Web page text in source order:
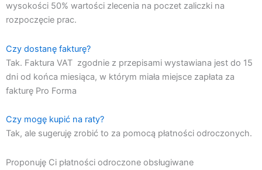
wysokości 50% wartości zlecenia na poczet zaliczki na
rozpoczęcie prac.
Czy dostanę fakturę?
Tak. Faktura VAT zgodnie z przepisami wystawiana jest do 15
dni od końca miesiąca, w którym miała miejsce zapłata za
fakturę Pro Forma
Czy mogę kupić na raty?
Tak, ale sugeruję zrobić to za pomocą płatności odroczonych.
Proponuję Ci płatności odroczone obsługiwane